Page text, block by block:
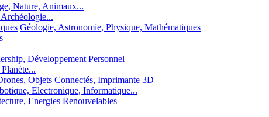
Nature, Animaux...
Géologie, Astronomie, Physique, Mathématiques
Développement Personnel
Objets Connectés, Imprimante 3D
Electronique, Informatique...
Energies Renouvelables